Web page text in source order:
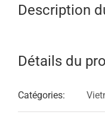
Description
Détails du
Catégories: